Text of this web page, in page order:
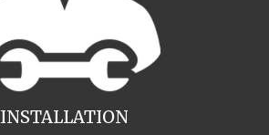
INSTALLATION